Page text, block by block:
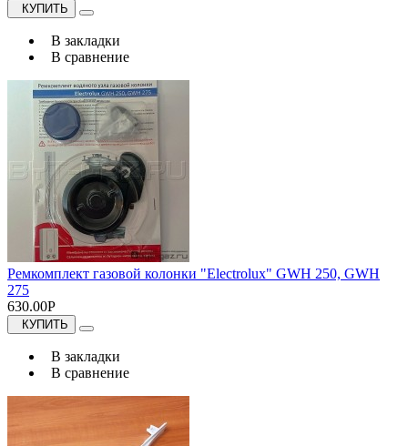
КУПИТЬ
В закладки
В сравнение
Ремкомплект газовой колонки "Electrolux" GWH 250, GWH
275
630.00Р
КУПИТЬ
В закладки
В сравнение